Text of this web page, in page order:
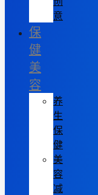
意
保
健
美
容
养
生
保
健
美
容
减